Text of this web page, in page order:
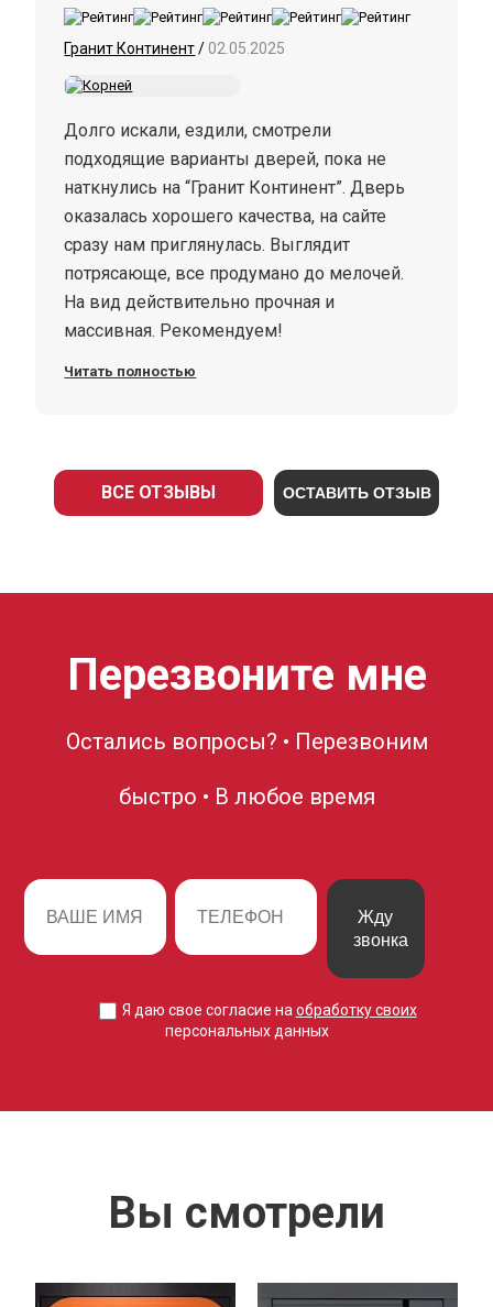
Гранит Континент/02.05.2025
Долго искали, ездили, смотрели
подходящие варианты дверей, пока не
наткнулись на “Гранит Континент”. Дверь
оказалась хорошего качества, на сайте
сразу нам приглянулась. Выглядит
потрясающе, все продумано до мелочей.
На вид действительно прочная и
массивная. Рекомендуем!
Читать полностью
ВСЕ ОТЗЫВЫ ОСТАВИТЬ ОТЗЫВ
Перезвоните мне
Остались вопросы? • Перезвоним
быстро • В любое время
Жду
звонка
Я даю свое согласие на обработку своих
персональных данных
Вы смотрели